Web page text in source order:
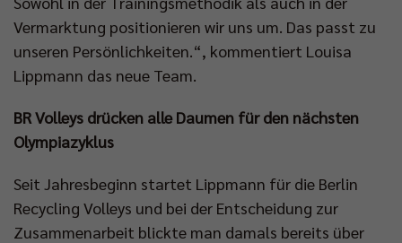
Vermarktung positionieren wir uns um. Das passt zu
unseren Persönlichkeiten.“, kommentiert Louisa
Lippmann das neue Team.
BR Volleys drücken alle Daumen für den nächsten
Olympiazyklus
Seit Jahresbeginn startet Lippmann für die Berlin
Recycling Volleys und bei der Entscheidung zur
Zusammenarbeit blickte man damals bereits über